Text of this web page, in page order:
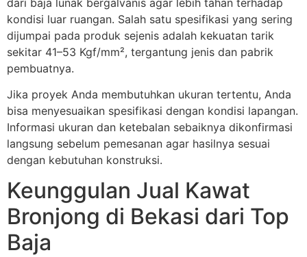
kondisi luar ruangan. Salah satu spesifikasi yang sering
dijumpai pada produk sejenis adalah kekuatan tarik
sekitar 41–53 Kgf/mm², tergantung jenis dan pabrik
pembuatnya.
Jika proyek Anda membutuhkan ukuran tertentu, Anda
bisa menyesuaikan spesifikasi dengan kondisi lapangan.
Informasi ukuran dan ketebalan sebaiknya dikonfirmasi
langsung sebelum pemesanan agar hasilnya sesuai
dengan kebutuhan konstruksi.
Keunggulan Jual Kawat
Bronjong di Bekasi dari Top
Baja